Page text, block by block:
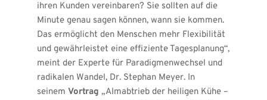
ihren Kunden vereinbaren? Sie sollten auf die
Minute genau sagen können, wann sie kommen.
Das ermöglicht den Menschen mehr Flexibilität
und gewährleistet eine effiziente Tagesplanung“,
meint der Experte für Paradigmenwechsel und
radikalen Wandel, Dr. Stephan Meyer. In
seinem Vortrag „Almabtrieb der heiligen Kühe –